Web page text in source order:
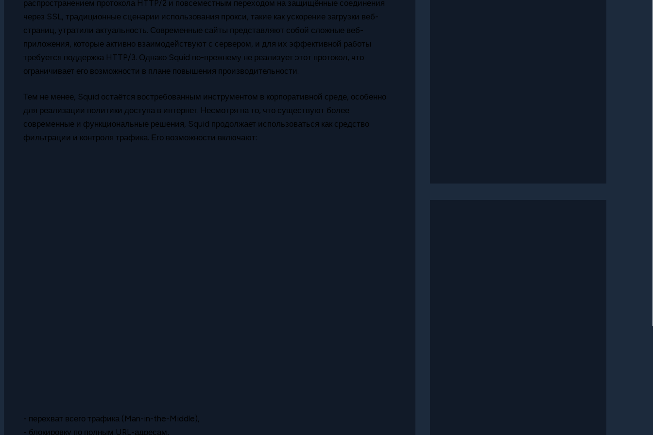
распространением протокола HTTP/2 и повсеместным переходом на защищённые соединения
через SSL, традиционные сценарии использования прокси, такие как ускорение загрузки веб-
страниц, утратили актуальность. Современные сайты представляют собой сложные веб-
приложения, которые активно взаимодействуют с сервером, и для их эффективной работы
требуется поддержка HTTP/3. Однако Squid по-прежнему не реализует этот протокол, что
ограничивает его возможности в плане повышения производительности.
Тем не менее, Squid остаётся востребованным инструментом в корпоративной среде, особенно
для реализации политики доступа в интернет. Несмотря на то, что существуют более
современные и функциональные решения, Squid продолжает использоваться как средство
фильтрации и контроля трафика. Его возможности включают:
- перехват всего трафика (Man-in-the-Middle),
- блокировку по полным URL-адресам,